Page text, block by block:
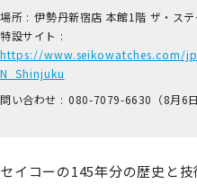
場所 : 伊​勢丹新宿店 本​館1階 ザ​・ステ
特設サイト :
https://www.seikowatches.com/
N_Shinjuku
問い合わせ : 0​80-7​079-6​630（8月6
セイコーの145年分の歴史と